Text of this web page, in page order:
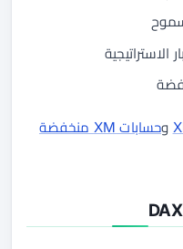
الاستراتيجية
و
حسابات XM منخفضة